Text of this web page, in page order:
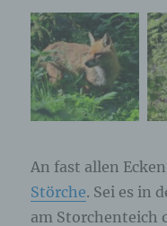
An fast allen
Störche. Sei es in
am Storchenteich